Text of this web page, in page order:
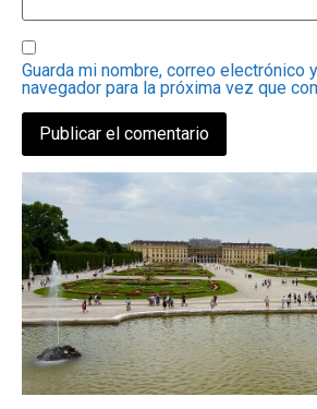
Guarda mi nombre, correo electrónico
navegador para la próxima vez que